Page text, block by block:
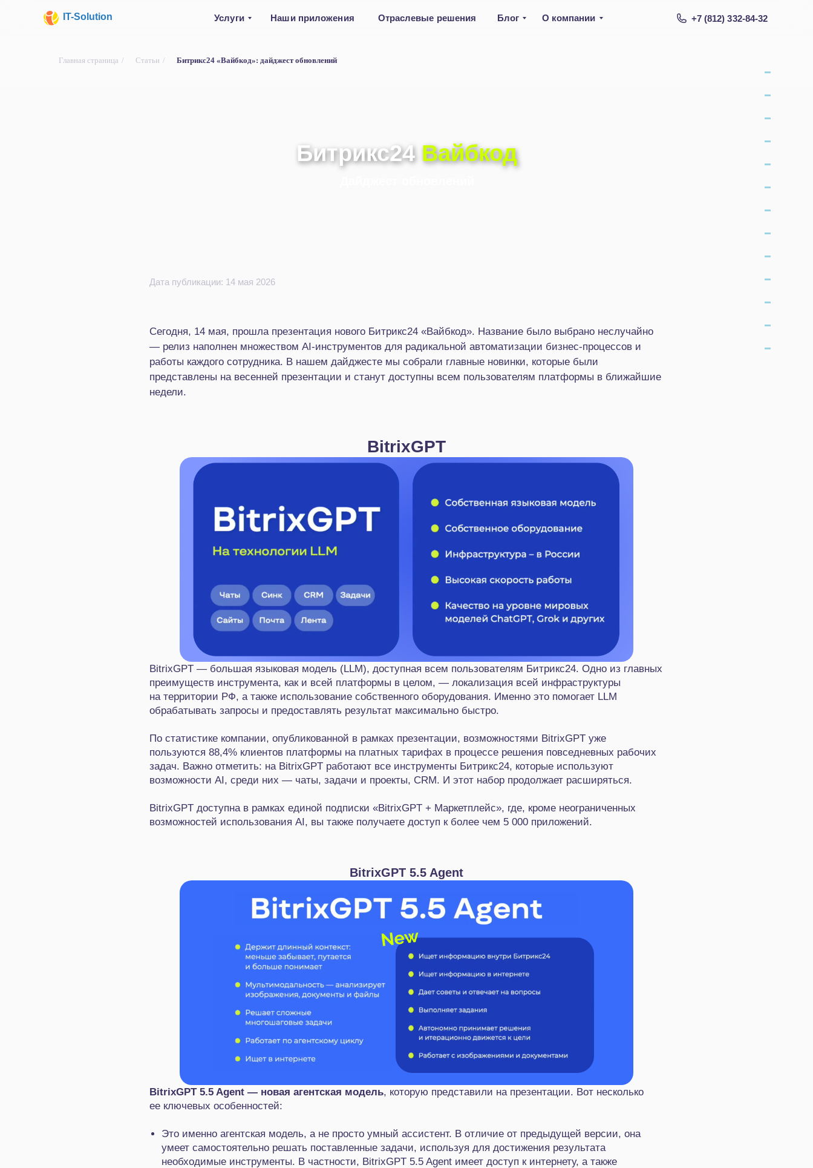
IT-Solution +7 (812) 332-84-32
О компании
Блог
Услуги Наши приложения Отраслевые решения
Главная страница / Статьи / Битрикс24 «Вайбкод»: дайджест обновлений
Битрикс24 Вайбкод
Дата публикации: 14 мая 2026
Сегодня, 14 мая, прошла презентация нового Битрикс24 «Вайбкод». Название было выбрано неслучайно
— релиз наполнен множеством AI‑инструментов для радикальной автоматизации бизнес‑процессов и
работы каждого сотрудника. В нашем дайджесте мы собрали главные новинки, которые были
представлены на весенней презентации и станут доступны всем пользователям платформы в ближайшие
недели.
BitrixGPT
BitrixGPT — большая языковая модель (LLM), доступная всем пользователям Битрикс24. Одно из главных
преимуществ инструмента, как и всей платформы в целом, — локализация всей инфраструктуры
на территории РФ, а также использование собственного оборудования. Именно это помогает LLM
обрабатывать запросы и предоставлять результат максимально быстро.
По статистике компании, опубликованной в рамках презентации, возможностями BitrixGPT уже
пользуются 88,4% клиентов платформы на платных тарифах в процессе решения повседневных рабочих
задач. Важно отметить: на BitrixGPT работают все инструменты Битрикс24, которые используют
возможности AI, среди них — чаты, задачи и проекты, CRM. И этот набор продолжает расширяться.
BitrixGPT доступна в рамках единой подписки «BitrixGPT + Маркетплейс», где, кроме неограниченных
возможностей использования AI, вы также получаете доступ к более чем 5 000 приложений.
BitrixGPT 5.5 Agent
BitrixGPT 5.5 Agent — новая агентская модель, которую представили на презентации. Вот несколько
ее ключевых особенностей:
Это именно агентская модель, а не просто умный ассистент. В отличие от предыдущей версии, она
умеет самостоятельно решать поставленные задачи, используя для достижения результата
необходимые инструменты. В частности, BitrixGPT 5.5 Agent имеет доступ к интернету, а также